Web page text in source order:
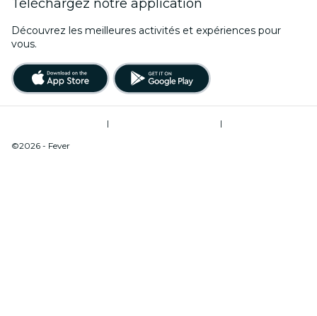
Téléchargez notre application
Découvrez les meilleures activités et expériences pour
vous.
|
|
©2026 - Fever